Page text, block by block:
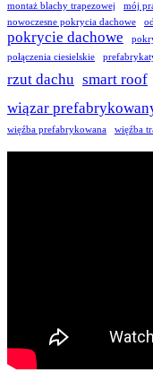
montaż blachy trapezowej mój
nowoczesne pokrycia dachowe
pokrycie dachowe
połączenia ciesielskie
rzut dachu smart roof
wiązar
więźba prefabrykowana więźba